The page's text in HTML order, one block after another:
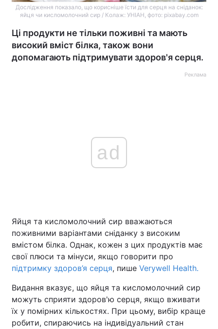
Дослідження показало, що корисніше їсти для серця на сніданок:
яйця чи кисломолочний сир / Колаж: УНІАН, фото: pixabay.com
Ці продукти не тільки поживні та мають
високий вміст білка, також вони
допомагають підтримувати здоров'я серця.
Реклама
ad
Яйця та кисломолочний сир вважаються
поживними варіантами сніданку з високим
вмістом білка. Однак, кожен з цих продуктів має
свої плюси та мінуси, якщо говорити про
підтримку здоров’я серця, пише Verywell Health.
Видання вказує, що яйця та кисломолочний сир
можуть сприяти здоров'ю серця, якщо вживати
їх у помірних кількостях. При цьому, вибір краще
робити, спираючись на індивідуальний стан